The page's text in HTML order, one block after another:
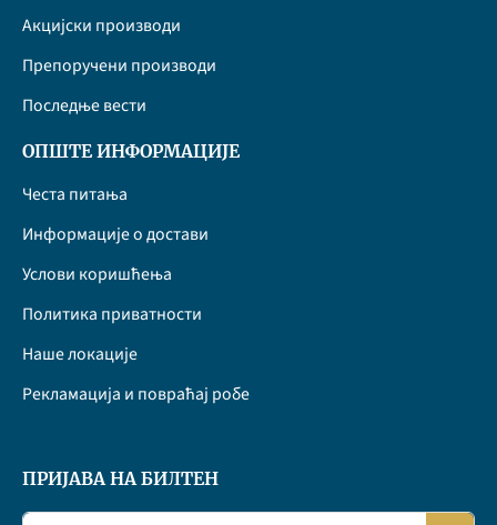
Акцијски производи
Препоручени производи
Последње вести
ОПШТЕ ИНФОРМАЦИЈЕ
Честа питања
Информације о достави
Услови коришћења
Политика приватности
Наше локације
Рекламација и повраћај робе
ПРИЈАВА НА БИЛТЕН